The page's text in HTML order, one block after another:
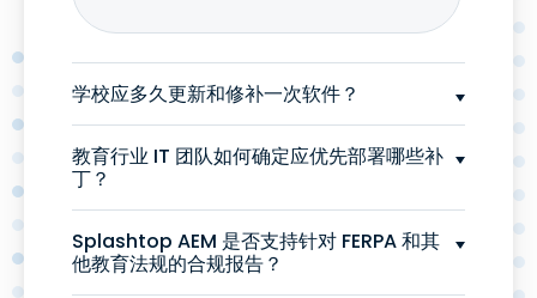
学校应多久更新和修补一次软件？
教育行业 IT 团队如何确定应优先部署哪些补
丁？
Splashtop AEM 是否支持针对 FERPA 和其
他教育法规的合规报告？